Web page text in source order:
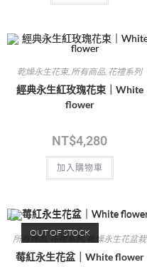
乾燥永生花束,所有商品, 花禮系列
經典永生紅玫瑰花束｜White
flower
NT$4,280
加入購物車
OUT OF STOCK
所有商品 花禮系列, 乾燥永生花盆栽
莓紅永生花盆｜White flower